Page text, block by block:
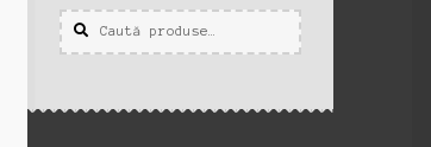
Caută
după:
Caută